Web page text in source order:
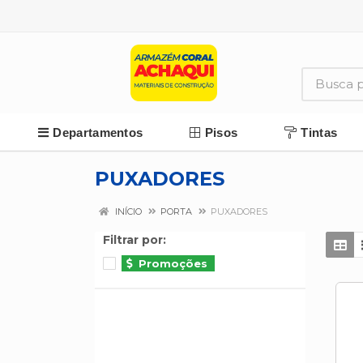
Departamentos Pisos Tintas
PUXADORES
INÍCIO PORTA PUXADORES
Filtrar por:
Promoções